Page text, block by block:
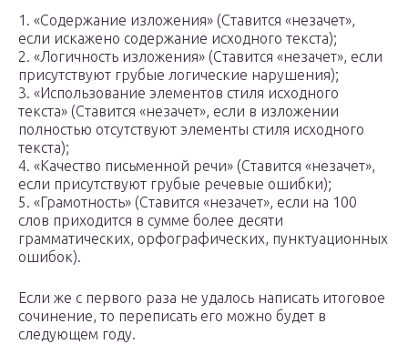
1. «Содержание изложения» (Ставится «незачет»,
если искажено содержание исходного текста);
2. «Логичность изложения» (Ставится «незачет», если
присутствуют грубые логические нарушения);
3. «Использование элементов стиля исходного
текста» (Ставится «незачет», если в изложении
полностью отсутствуют элементы стиля исходного
текста);
4. «Качество письменной речи» (Ставится «незачет»,
если присутствуют грубые речевые ошибки);
5. «Грамотность» (Ставится «незачет», если на 100
слов приходится в сумме более десяти
грамматических, орфографических, пунктуационных
ошибок).
Если же с первого раза не удалось написать итоговое
сочинение, то переписать его можно будет в
следующем году.